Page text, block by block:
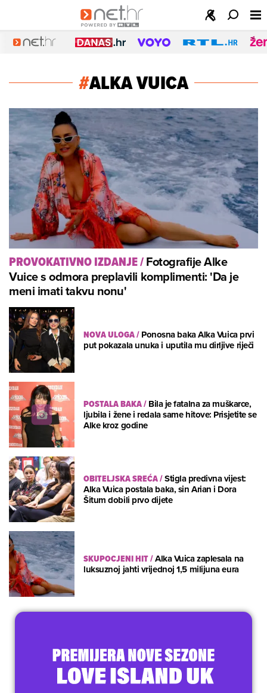
#ALKA VUICA
PROVOKATIVNO IZDANJE/Fotografije Alke
Vuice s odmora preplavili komplimenti: 'Da je
meni imati takvu nonu'
NOVA ULOGA/Ponosna baka Alka Vuica prvi
put pokazala unuka i uputila mu dirljive riječi
POSTALA BAKA/Bila je fatalna za muškarce,
ljubila i žene i redala same hitove: Prisjetite se
Alke kroz godine
OBITELJSKA SREĆA/Stigla predivna vijest:
Alka Vuica postala baka, sin Arian i Dora
Šitum dobili prvo dijete
SKUPOCJENI HIT/Alka Vuica zaplesala na
luksuznoj jahti vrijednoj 1,5 milijuna eura